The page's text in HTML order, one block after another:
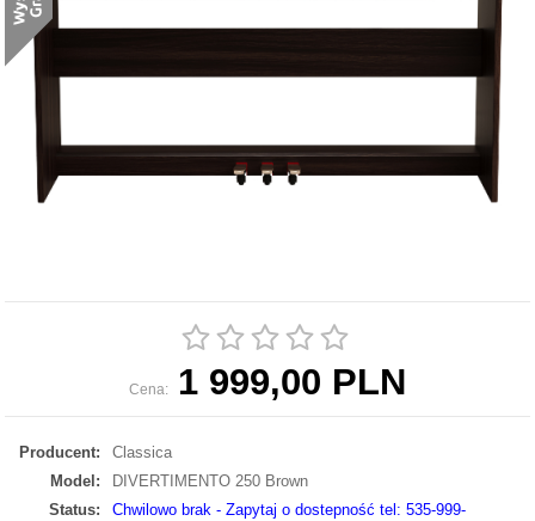
Cena: 1 999,00 PLN
Producent:
Classica
Model:
DIVERTIMENTO 250 Brown
Status:
Chwilowo brak - Zapytaj o dostepność tel: 535-999-